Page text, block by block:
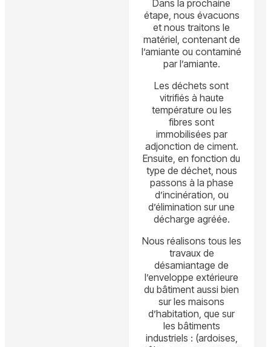
Dans la prochaine
étape, nous évacuons
et nous traitons le
matériel, contenant de
l’amiante ou contaminé
par l’amiante.
Les déchets sont
vitrifiés à haute
température ou les
fibres sont
immobilisées par
adjonction de ciment.
Ensuite, en fonction du
type de déchet, nous
passons à la phase
d’incinération, ou
d’élimination sur une
décharge agréée.
Nous réalisons tous les
travaux de
désamiantage de
l’enveloppe extérieure
du bâtiment aussi bien
sur les maisons
d’habitation, que sur
les bâtiments
industriels : (ardoises,